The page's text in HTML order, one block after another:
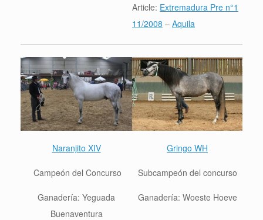
Article: Extremadura Pre n°1
11/2008 – Aquila
Naranjito XIV
Campeón del Concurso
Ganadería: Yeguada
Buenaventura
Gringo WH
Subcampeón del concurso
Ganadería: Woeste Hoeve